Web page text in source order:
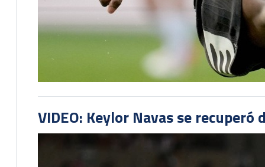
VIDEO: Keylor Navas se